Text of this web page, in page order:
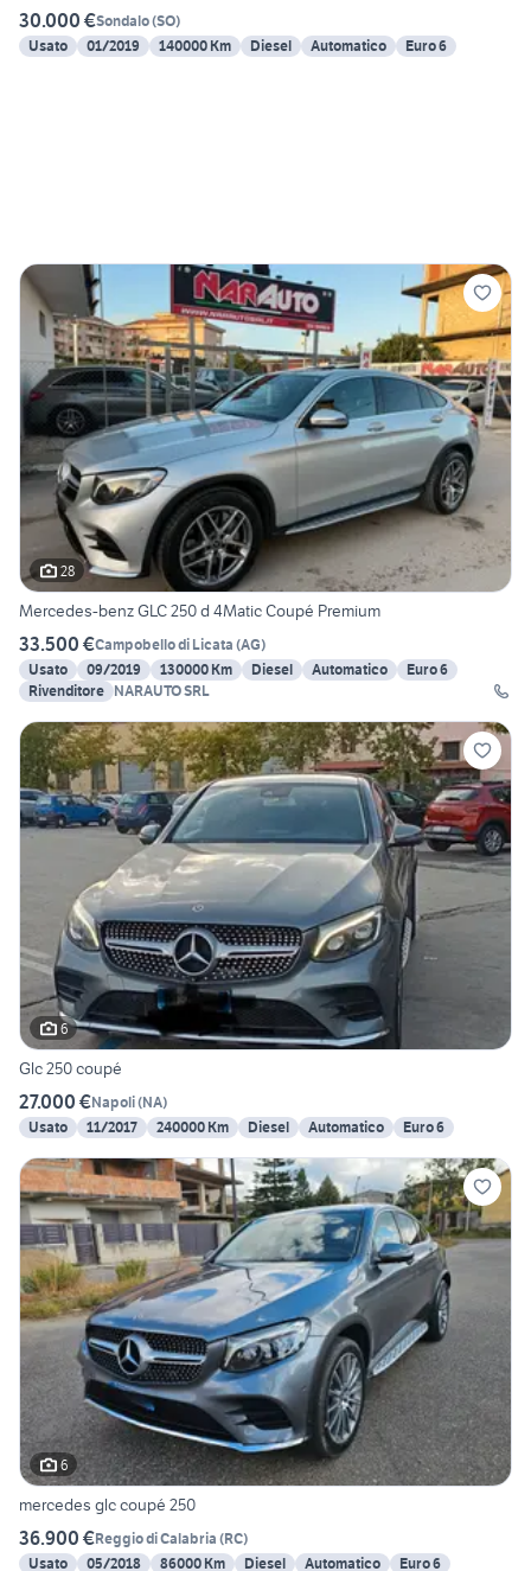
30.000 €Sondalo(SO)
Usato
01/2019 140000 Km Diesel Automatico Euro 6
28
Mercedes-benz GLC 250 d 4Matic Coupé Premium
33.500 €Campobello di Licata (AG)
Usato
09/2019 130000 Km Diesel Automatico
Euro 6
Rivenditore NARAUTO SRL
6
Glc 250 coupé
27.000 €Napoli(NA)
Usato
11/2017 240000 Km Diesel Automatico Euro 6
6
mercedes glc coupé 250
36.900 €Reggio di Calabria (RC)
Usato
05/2018 86000 Km Diesel Automatico Euro 6